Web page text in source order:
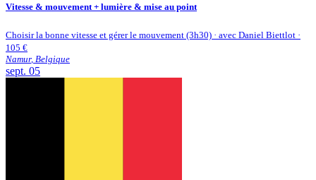
Vitesse & mouvement + lumière & mise au point
Choisir la bonne vitesse et gérer le mouvement (3h30) · avec Daniel Biettlot ·
105 €
Namur, Belgique
sept. 05